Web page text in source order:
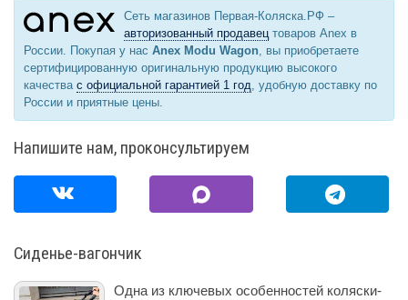
Сеть магазинов Первая-Коляска.РФ –
авторизованный продавецтоваров Anex в
России. Покупая у нас Anex Modu Wagon, вы приобретаете
сертифицированную оригинальную продукцию высокого
качества с официальной гарантией 1 год, удобную доставку по
России и приятные цены.
Напишите нам, проконсультируем
Сиденье-вагончик
Одна из ключевых особенностей коляски-